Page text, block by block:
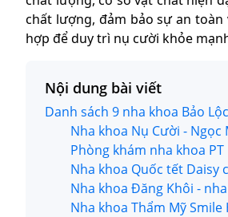
chất lượng, đảm bảo sự an
hợp để duy trì nụ cười khỏe
Nội dung bài viết
Danh sách 9 nha khoa Bảo
Nha khoa Nụ Cười - Ngọc
Phòng khám nha khoa
Nha khoa Quốc tết Daisy
Nha khoa Đăng Khôi -
Nha khoa Thẩm Mỹ Smile